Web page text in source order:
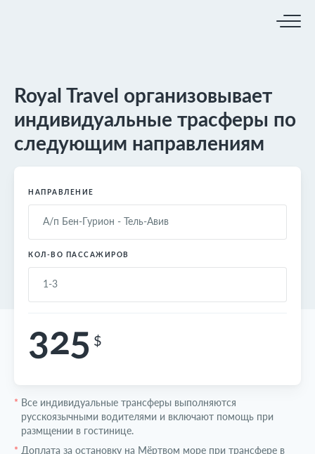
Royal Travel организовывает
индивидуальные трасферы по
следующим направлениям
НАПРАВЛЕНИЕ
КОЛ-ВО ПАССАЖИРОВ
325 $
* Все индивидуальные трансферы выполняются
русскоязычными водителями и включают помощь при
размщении в гостинице.
* Доплата за остановку на Мёртвом море при трансфере в